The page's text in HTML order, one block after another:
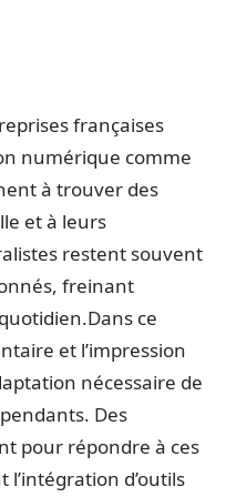
françaises
numérique comme
à trouver des
et à leurs
restent souvent
freinant
ce
et l’impression
nécessaire de
Des
pour répondre à ces
d’outils